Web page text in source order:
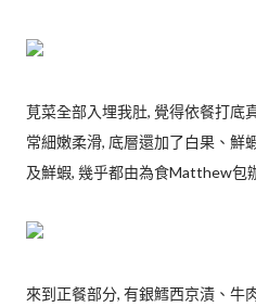
莧菜全部入埋我肚, 覺得依餐打底
常細嫩柔滑, 底層還加了白果、鮮
及鮮蝦, 幾乎都由為食Matthew包
來到正餐部分, 有銀鱈西京漬、牛